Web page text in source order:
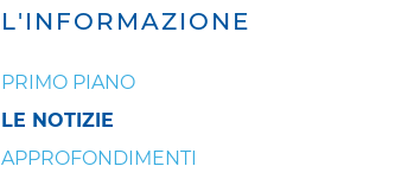
L'INFORMAZIONE
PRIMO PIANO
LE NOTIZIE
APPROFONDIMENTI